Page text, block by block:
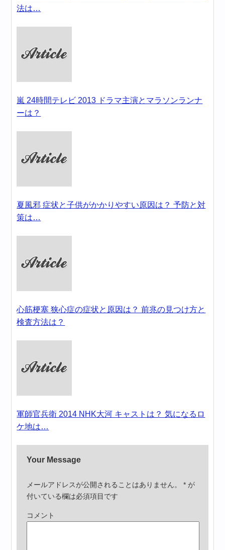
法は…
嵐 24時間テレビ 2013 ドラマ主演とマラソンランナ
ーは？
夏風邪 症状と子供がかかりやすい原因は？ 予防と対
策は…
心筋梗塞 狭心症の症状と原因は？ 前兆の見つけ方と
検査方法は？
軍師官兵衛 2014 NHK大河 キャストは？ 気になるロ
ケ地は…
Your Message
メールアドレスが公開されることはありません。 * が
付いている欄は必須項目です
コメント